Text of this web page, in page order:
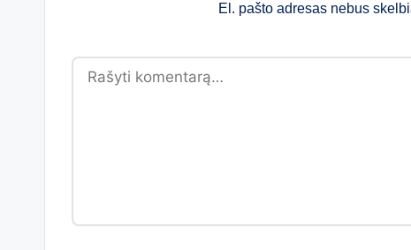
El. pašto adresas nebus